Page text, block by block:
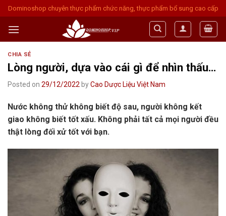
Skip
to
content
Dominoshop chuyên thực phẩm chức năng, thực phẩm bổ sung cao cấp
CHIA SẺ
Lòng người, dựa vào cái gì để nhìn thấu…
Posted on 29/12/2022 byCao Dược Liệu Việt Nam
Nước không thử không biết độ sau, người không kết
giao không biết tốt xấu. Không phải tất cả mọi người đều
thật lòng đối xử tốt với bạn.